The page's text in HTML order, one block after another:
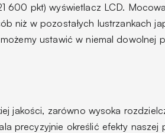
600 pkt) wyświetlacz LCD.
niż w pozostałych lustrzankach
ustawić w niemal dowolnej
jakości, zarówno wysoka
precyzyjnie określić efekty naszej